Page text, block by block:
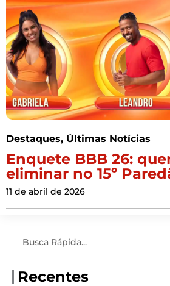
Destaques, Últimas Notícias
Enquete BBB 26:
eliminar no 15º
11 de abril de 2026
Recentes